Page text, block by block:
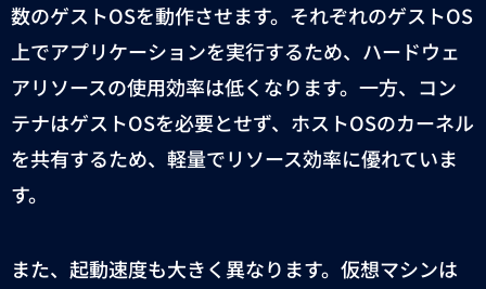
数のゲストOSを動作させます。それぞれのゲストOS
上でアプリケーションを実行するため、ハードウェ
アリソースの使用効率は低くなります。一方、コン
テナはゲストOSを必要とせず、ホストOSのカーネル
を共有するため、軽量でリソース効率に優れていま
す。
また、起動速度も大きく異なります。仮想マシンは